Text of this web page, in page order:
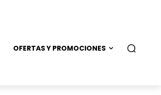
OFERTAS Y PROMOCIONES